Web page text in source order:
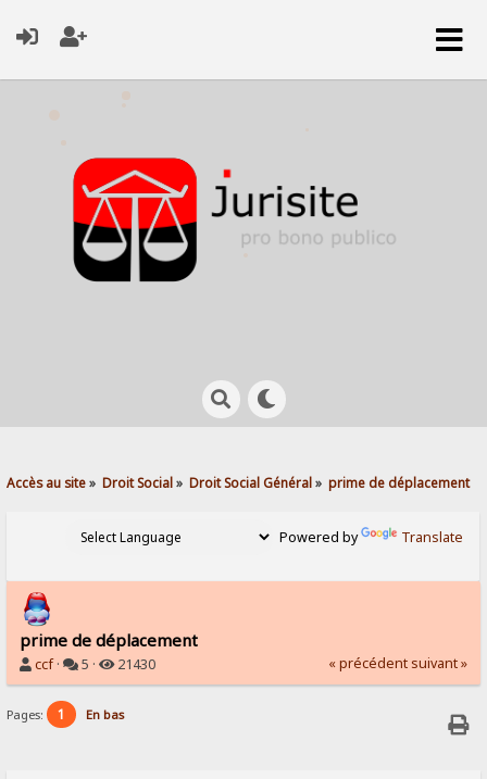
Accès au site» Droit Social» Droit Social Général» prime de déplacement
Powered by Translate
prime de déplacement
ccf· 5 · 21430 « précédent suivant »
Pages: 1 En bas